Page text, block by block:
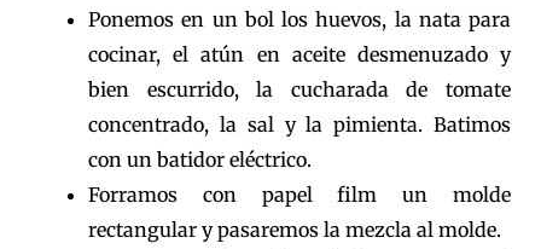
Ponemos en un bol los huevos, la nata para
cocinar, el atún en aceite desmenuzado y
bien escurrido, la cucharada de tomate
concentrado, la sal y la pimienta. Batimos
con un batidor eléctrico.
Forramos con papel film un molde
rectangular y pasaremos la mezcla al molde.